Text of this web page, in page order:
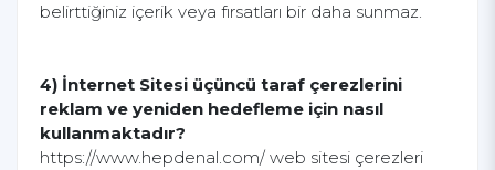
belirttiğiniz içerik veya fırsatları bir daha sunmaz.
4) İnternet Sitesi üçüncü taraf çerezlerini
reklam ve yeniden hedefleme için nasıl
kullanmaktadır?
https://www.hepdenal.com/ web sitesi çerezleri